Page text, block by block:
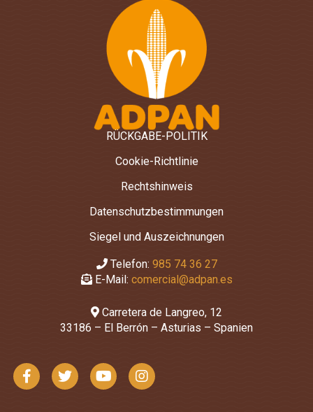
RÜCKGABE-POLITIK
Cookie-Richtlinie
Rechtshinweis
Datenschutzbestimmungen
Siegel und Auszeichnungen
Telefon: 985 74 36 27
E-Mail: comercial@adpan.es
Carretera de Langreo, 12
33186 – El Berrón – Asturias – Spanien